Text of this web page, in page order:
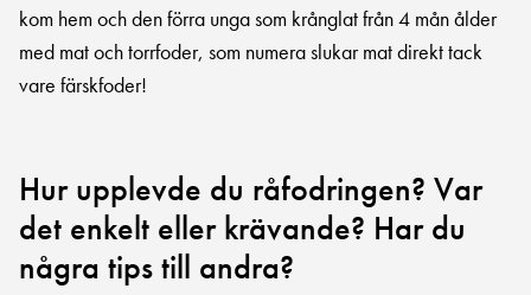
kom hem och den förra unga som krånglat från 4 mån ålder
med mat och torrfoder, som numera slukar mat direkt tack
vare färskfoder!
Hur upplevde du råfodringen? Var
det enkelt eller krävande? Har du
några tips till andra?